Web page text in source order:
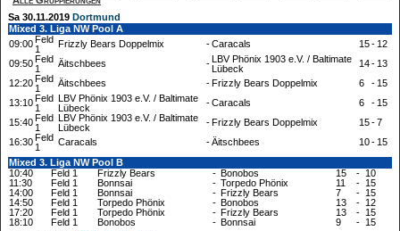
Sa 30.11.2019 Dortmund
Mixed 3. Liga NW Pool A
09:00Feld
1
Frizzly Bears Doppelmix -Caracals 15- 12
09:50Feld
1
Äitschbees -LBV Phönix 1903 e.V. / Baltimate
Lübeck
14- 13
12:20Feld
1
Äitschbees -Frizzly Bears Doppelmix 6 - 15
13:10Feld
1
LBV Phönix 1903 e.V. / Baltimate
Lübeck
-Caracals 6 - 15
15:40Feld
1
LBV Phönix 1903 e.V. / Baltimate
Lübeck
-Frizzly Bears Doppelmix 15-7
16:30Feld
1
Caracals -Äitschbees 10- 15
Mixed 3. Liga NW Pool B
10:40
Feld 1 Frizzly Bears - Bonobos 15 - 10
11:30
Feld 1 Bonnsai - Torpedo Phönix 11 - 15
14:00
Feld 1 Bonnsai - Frizzly Bears 7 - 15
14:50
Feld 1 Torpedo Phönix - Bonobos 13 - 12
17:20
Feld 1 Torpedo Phönix - Frizzly Bears 13 - 15
18:10
Feld 1 Bonobos - Bonnsai 9 - 15